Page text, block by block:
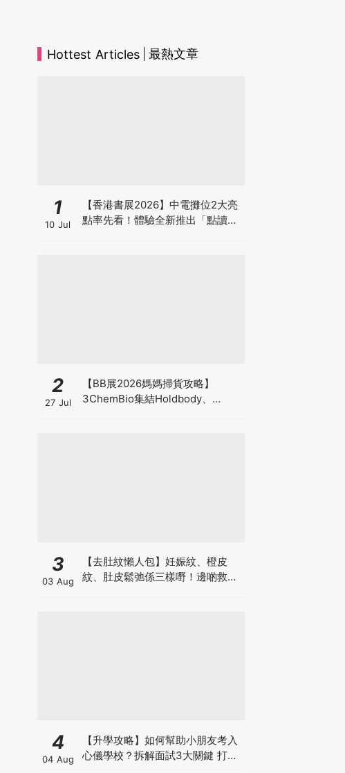
Hottest Articles 最熱文章
1
10 Jul
【香港書展2026】中電攤位2大亮
點率先看！體驗全新推出「點讀故
2
27 Jul
【BB展2026媽媽掃貨攻略】
3ChemBio集結Holdbody、
3
03 Aug
【去肚紋懶人包】妊娠紋、橙皮
紋、肚皮鬆弛係三樣嘢！邊啲救得
4
04 Aug
【升學攻略】如何幫助小朋友考入
心儀學校？拆解面試3大關鍵 打好